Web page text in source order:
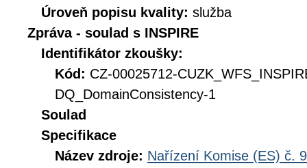
Úroveň popisu kvality: služba
Zpráva - soulad s INSPIRE
Identifikátor zkoušky:
Kód: CZ-00025712-
DQ_DomainConsistency-1
Soulad
Specifikace
Název zdroje: Nařízení Komise (ES) č.